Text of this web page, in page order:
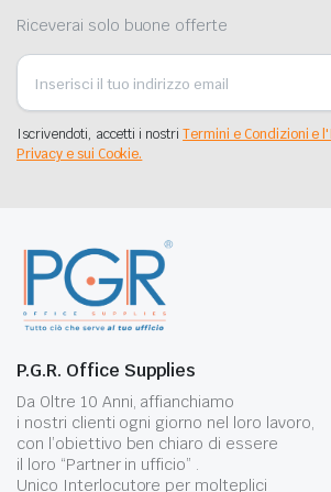
Riceverai solo buone offerte
Iscrivendoti, accetti i nostriTermini e Condizioni e
Privacy e sui Cookie.
P.G.R. Office Supplies
Da Oltre 10 Anni, affianchiamo
i nostri clienti ogni giorno nel loro lavoro,
con l’obiettivo ben chiaro di essere
il loro “Partner in ufficio” .
Unico Interlocutore per molteplici